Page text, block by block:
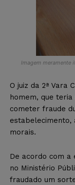
Imagem meramente
O juiz da 2ª Vara
homem, que
cometer fraude
estabelecimento,
morais.
De acordo com a
no Ministério
fraudado um